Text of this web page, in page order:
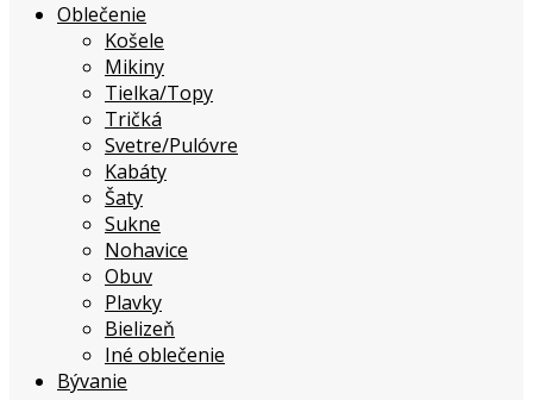
Oblečenie
Košele
Mikiny
Tielka/Topy
Tričká
Svetre/Pulóvre
Kabáty
Šaty
Sukne
Nohavice
Obuv
Plavky
Bielizeň
Iné oblečenie
Bývanie